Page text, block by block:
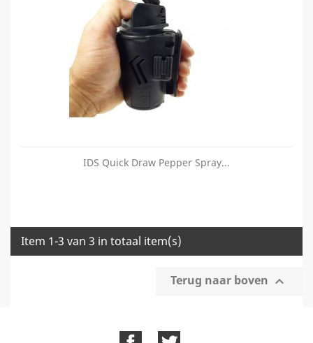
IDS Quick Draw Pepper Spray...
Item 1-3 van 3 in totaal item(s)
Terug naar boven 
Facebook